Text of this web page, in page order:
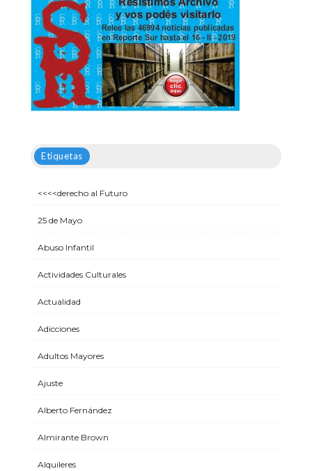
Etiquetas
<<<<derecho al Futuro
25 de Mayo
Abuso Infantil
Actividades Culturales
Actualidad
Adicciones
Adultos Mayores
Ajuste
Alberto Fernández
Almirante Brown
Alquileres